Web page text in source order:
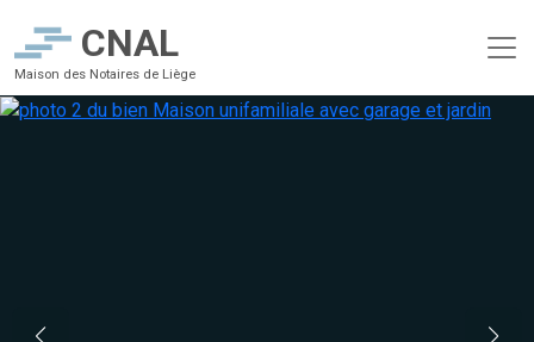
CNAL
Maison des Notaires de Liège